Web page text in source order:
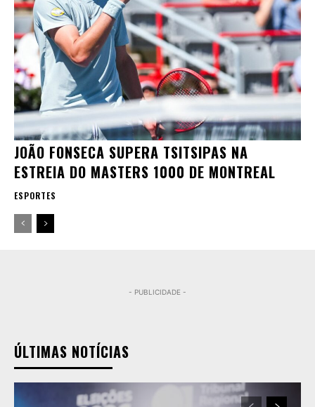
JOÃO FONSECA SUPERA TSITSIPAS NA
ESTREIA DO MASTERS 1000 DE MONTREAL
ESPORTES
- PUBLICIDADE -
ÚLTIMAS NOTÍCIAS